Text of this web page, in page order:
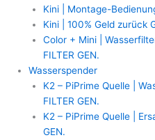
Kini | Montage-
Kini | 100% Geld zurück
Color + Mini |
FILTER GEN.
Wasserspender
K2 – PiPrime Quelle |
FILTER GEN.
K2 – PiPrime Quelle |
GEN.